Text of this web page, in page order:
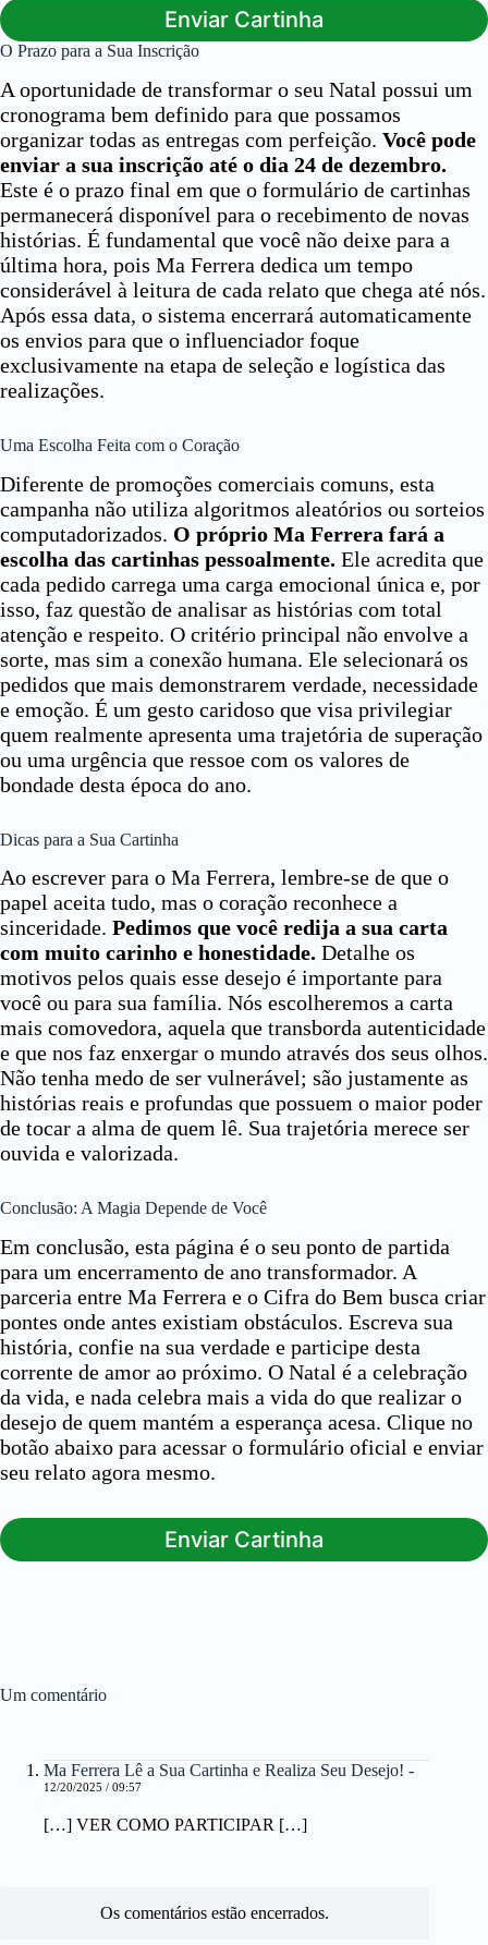
Enviar Cartinha
O Prazo para a Sua Inscrição
A oportunidade de transformar o seu Natal possui um
cronograma bem definido para que possamos
organizar todas as entregas com perfeição. Você pode
enviar a sua inscrição até o dia 24 de dezembro.
Este é o prazo final em que o formulário de cartinhas
permanecerá disponível para o recebimento de novas
histórias. É fundamental que você não deixe para a
última hora, pois Ma Ferrera dedica um tempo
considerável à leitura de cada relato que chega até nós.
Após essa data, o sistema encerrará automaticamente
os envios para que o influenciador foque
exclusivamente na etapa de seleção e logística das
realizações.
Uma Escolha Feita com o Coração
Diferente de promoções comerciais comuns, esta
campanha não utiliza algoritmos aleatórios ou sorteios
computadorizados. O próprio Ma Ferrera fará a
escolha das cartinhas pessoalmente. Ele acredita que
cada pedido carrega uma carga emocional única e, por
isso, faz questão de analisar as histórias com total
atenção e respeito. O critério principal não envolve a
sorte, mas sim a conexão humana. Ele selecionará os
pedidos que mais demonstrarem verdade, necessidade
e emoção. É um gesto caridoso que visa privilegiar
quem realmente apresenta uma trajetória de superação
ou uma urgência que ressoe com os valores de
bondade desta época do ano.
Dicas para a Sua Cartinha
Ao escrever para o Ma Ferrera, lembre-se de que o
papel aceita tudo, mas o coração reconhece a
sinceridade. Pedimos que você redija a sua carta
com muito carinho e honestidade. Detalhe os
motivos pelos quais esse desejo é importante para
você ou para sua família. Nós escolheremos a carta
mais comovedora, aquela que transborda autenticidade
e que nos faz enxergar o mundo através dos seus olhos.
Não tenha medo de ser vulnerável; são justamente as
histórias reais e profundas que possuem o maior poder
de tocar a alma de quem lê. Sua trajetória merece ser
ouvida e valorizada.
Conclusão: A Magia Depende de Você
Em conclusão, esta página é o seu ponto de partida
para um encerramento de ano transformador. A
parceria entre Ma Ferrera e o Cifra do Bem busca criar
pontes onde antes existiam obstáculos. Escreva sua
história, confie na sua verdade e participe desta
corrente de amor ao próximo. O Natal é a celebração
da vida, e nada celebra mais a vida do que realizar o
desejo de quem mantém a esperança acesa. Clique no
botão abaixo para acessar o formulário oficial e enviar
seu relato agora mesmo.
Enviar Cartinha
Um comentário
Ma Ferrera Lê a Sua Cartinha e Realiza Seu Desejo! -
12/20/2025 / 09:57
[…] VER COMO PARTICIPAR […]
Os comentários estão encerrados.